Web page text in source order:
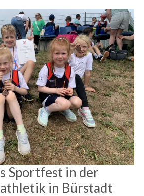
Sportfest in der
in Bürstadt